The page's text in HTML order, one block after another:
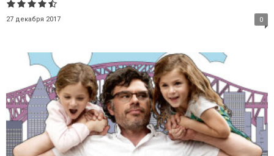
27 декабря 2017 0